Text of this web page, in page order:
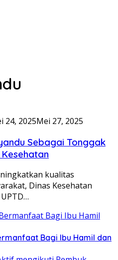
24, 2025Mei 27, 2025
Sebagai Tonggak
kualitas
Dinas Kesehatan
Bagi Ibu Hamil dan